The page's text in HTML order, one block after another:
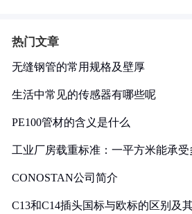
热门文章
无缝钢管的常用规格及壁厚
生活中常见的传感器有哪些呢
PE100管材的含义是什么
工业厂房载重标准：一平方米能承
CONOSTAN公司简介
C13和C14插头国标与欧标的区别及